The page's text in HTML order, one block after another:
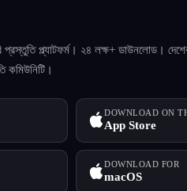
প্রস্তুতি প্ল্যাটফর্ম। ২৪ লক্ষ+ ডাউনলোড।
কমিউনিটি।
DOWNLOAD ON
App Store
DOWNLOAD FOR
macOS